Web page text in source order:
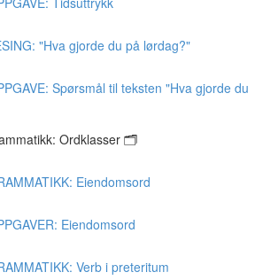
"Hva gjorde du på lørdag?"
Spørsmål til teksten "Hva gjorde du
Ordklasser 🗂
Eiendomsord
Eiendomsord
Verb i preteritum